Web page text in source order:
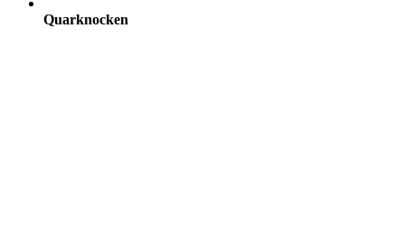
Quarknocken